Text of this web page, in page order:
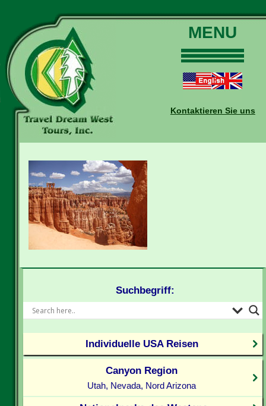
MENU
Touren
Daten und Preise
Buchungen
Kontaktieren Sie uns
Suchbegriff:
Individuelle USA Reisen
Canyon Region
Utah, Nevada, Nord Arizona